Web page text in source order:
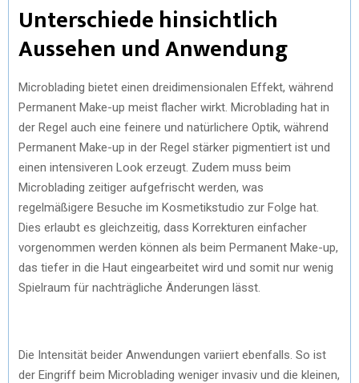
Unterschiede hinsichtlich
Aussehen und Anwendung
Microblading bietet einen dreidimensionalen Effekt, während
Permanent Make-up meist flacher wirkt. Microblading hat in
der Regel auch eine feinere und natürlichere Optik, während
Permanent Make-up in der Regel stärker pigmentiert ist und
einen intensiveren Look erzeugt. Zudem muss beim
Microblading zeitiger aufgefrischt werden, was
regelmäßigere Besuche im Kosmetikstudio zur Folge hat.
Dies erlaubt es gleichzeitig, dass Korrekturen einfacher
vorgenommen werden können als beim Permanent Make-up,
das tiefer in die Haut eingearbeitet wird und somit nur wenig
Spielraum für nachträgliche Änderungen lässt.
Die Intensität beider Anwendungen variiert ebenfalls. So ist
der Eingriff beim Microblading weniger invasiv und die kleinen,